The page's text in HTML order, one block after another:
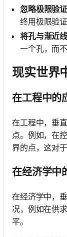
忽略极限验证
终用极限验证
将孔与渐近线
一个孔，而
现实世界
在工程中的
在工程中，垂
点。例如，在
界的点，这对
在经济学中
在经济学中，
况，例如在供
平。